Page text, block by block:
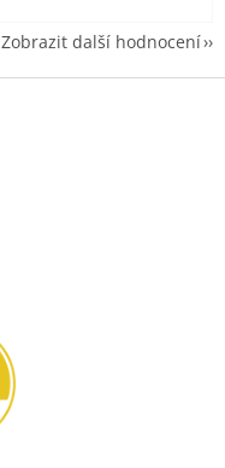
Zobrazit další hodnocení